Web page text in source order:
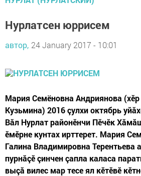
Нурлатсен юррисем
автор, 24 January 2017 - 10:01
Мария Семёновна Андриянова
Кузьмина) 2016 çулхи октябрь
Вăл Нурлат районӗнчи Пӗчӗк
ӗмӗрне кунтах ирттерет. Мария
Галина Владимировна
пурнăçӗ çинчен çапла каласа
выçă вилес мар тесе ял кӗтӗвӗ